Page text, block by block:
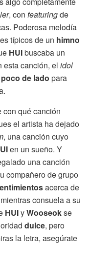
, con featuringde
Poderosa melodía
típicos de un himno
HUIbuscaba un
esta canción, el idol
de lado para
con qué canción
el artista ha dejado
, una canción cuyo
en un sueño. Y
una canción
compañero de grupo
acerca de
consuela a su
HUIyWooseokse
dulce, pero
la letra, asegúrate